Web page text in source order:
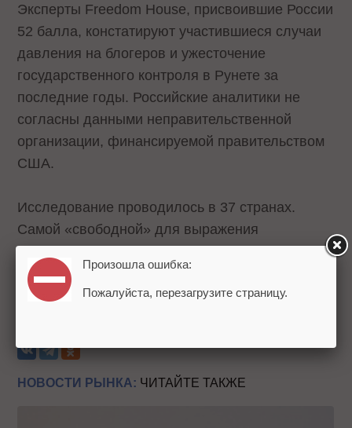
Эксперты Freedom House, присвоившие России
52 балла, констатируют участившиеся случаи
давления на блогеров и ужесточение
государственного контроля в Рунете за
последние годы. Российские аналитики не
согласны данными неправительственной
организации, финансируемой правительством
США.
Исследование проводилось в 37 странах.
Самой «свободной» для выражения
собственного мнения в Интернете была
признана Эстония. Самая жесткая цензура в
сети наблюдается в Иране.
НОВОСТИ РЫНКА: ЧИТАЙТЕ ТАКЖЕ
Произошла ошибка:
Пожалуйста, перезагрузите страницу.